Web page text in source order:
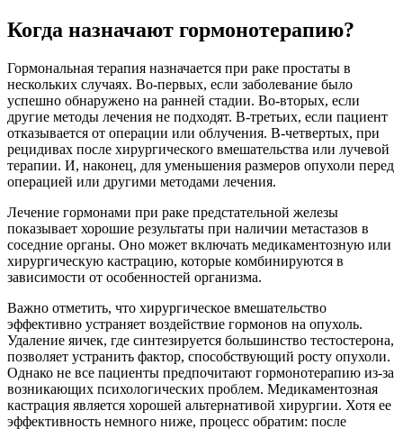
Когда назначают гормонотерапию?
Гормональная терапия назначается при раке простаты в
нескольких случаях. Во-первых, если заболевание было
успешно обнаружено на ранней стадии. Во-вторых, если
другие методы лечения не подходят. В-третьих, если пациент
отказывается от операции или облучения. В-четвертых, при
рецидивах после хирургического вмешательства или лучевой
терапии. И, наконец, для уменьшения размеров опухоли перед
операцией или другими методами лечения.
Лечение гормонами при раке предстательной железы
показывает хорошие результаты при наличии метастазов в
соседние органы. Оно может включать медикаментозную или
хирургическую кастрацию, которые комбинируются в
зависимости от особенностей организма.
Важно отметить, что хирургическое вмешательство
эффективно устраняет воздействие гормонов на опухоль.
Удаление яичек, где синтезируется большинство тестостерона,
позволяет устранить фактор, способствующий росту опухоли.
Однако не все пациенты предпочитают гормонотерапию из-за
возникающих психологических проблем. Медикаментозная
кастрация является хорошей альтернативой хирургии. Хотя ее
эффективность немного ниже, процесс обратим: после